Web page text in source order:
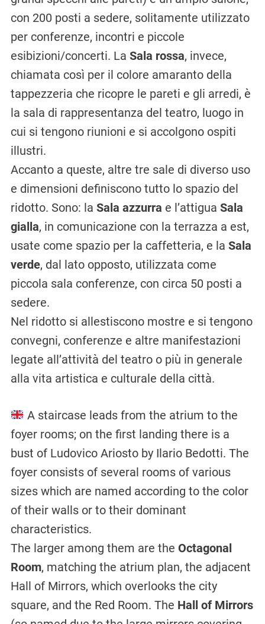
con 200 posti a sedere, solitamente utilizzato
per conferenze, incontri e piccole
esibizioni/concerti. La Sala rossa, invece,
chiamata così per il colore amaranto della
tappezzeria che ricopre le pareti e gli arredi, è
la sala di rappre­sentanza del teatro, luogo in
cui si tengono riunioni e si accolgono ospiti
illustri.
Accanto a queste, altre tre sale di diverso uso
e dimensioni definiscono tutto lo spazio del
ridotto. Sono: la Sala azzurra e l’attigua Sala
gialla, in comunicazione con la terrazza a est,
usate come spazio per la caffetteria, e la Sala
verde, dal lato opposto, utilizzata come
piccola sala conferenze, con circa 50 posti a
sedere.
Nel ridotto si allestiscono mostre e si tengono
convegni, conferenze e altre manifestazioni
legate all’attività del teatro o più in generale
alla vita artistica e culturale della città.
A staircase leads from the atrium to the
foyer rooms; on the first landing there is a
bust of Ludovico Ariosto by Ilario Bedotti. The
foyer consists of several rooms of various
sizes which are named according to the color
of their walls or to their dominant
characteristics.
The larger among them are the Octagonal
Room, matching the atrium plan, the adjacent
Hall of Mirrors, which overlooks the city
square, and the Red Room. The Hall of Mirrors